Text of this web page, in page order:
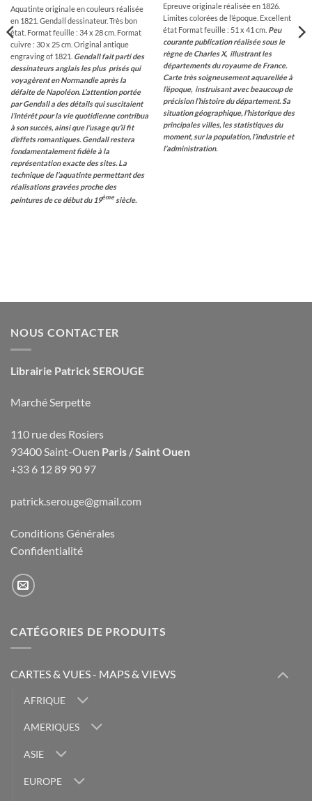
Aquatinte originale en couleurs réalisée
en 1821. Gendall dessinateur. Très bon
état. Format feuille : 34 x 28 cm. Format
cuivre : 30 x 25 cm. Original antique
engraving of 1821. Gendall fait parti des
dessinateurs anglais les plus prisés qui
voyagèrent en Normandie après la
défaite de Napoléon. L’attention portée
par Gendall a des détails qui suscitaient
l’intérêt pour la vie quotidienne contribua
à son succès, ainsi que l’usage qu’il fit
d’effets romantiques. Gendall restera
fondamentalement fidèle à la
représentation exacte des sites. La
technique de l’aquatinte permettant des
réalisations gravées proche des
peintures de ce début du 19èmesiècle.
Epreuve originale réalisée en 1826.
Limites colorées de l’époque. Excellent
état Format feuille : 51 x 41 cm. Peu
courante publication réalisée sous le
règne de Charles X, illustrant les
départements du royaume de France.
Carte très soigneusement aquarellée à
l’époque, instruisant avec beaucoup de
précision l’histoire du département. Sa
situation géographique, l’historique des
principales villes, les statistiques du
moment, sur la population, l’industrie et
l’administration.
NOUS CONTACTER
Librairie Patrick SEROUGE
Marché Serpette
110 rue des Rosiers
93400 Saint-Ouen Paris / Saint Ouen
+33 6 12 89 90 97
patrick.serouge@gmail.com
Conditions Générales
Confidentialité
CATÉGORIES DE PRODUITS
CARTES & VUES - MAPS & VIEWS
AFRIQUE
AMERIQUES
ASIE
EUROPE